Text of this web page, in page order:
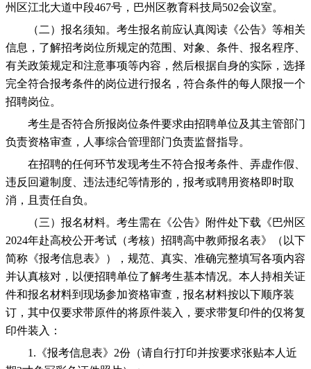
州区江北大道中段467号，巴州区教育科技局502会议室。
（二）报名须知。考生报名前应认真阅读《公告》等相关
信息，了解招考岗位所规定的范围、对象、条件、报名程序、
有关政策规定和注意事项等内容，然后根据自身的实际，选择
完全符合报考条件的岗位进行报名，符合条件的每人限报一个
招聘岗位。
考生是否符合所报岗位条件要求由招聘单位及其主管部门
负责资格审查，人事综合管理部门负责监督指导。
在招聘的任何环节发现考生不符合报考条件、弄虚作假、
违反回避制度、违法违纪等情形的，报考或聘用资格即时取
消，且责任自负。
（三）报名材料。考生需在《公告》附件处下载《巴州区
2024年赴高校公开考试（考核）招聘高中教师报名表》（以下
简称《报考信息表》），规范、真实、准确完整填写各项内容
并认真核对，以便招聘单位了解考生基本情况。本人持相关证
件和报名材料到现场参加资格审查，报名材料按以下顺序装
订，其中仅要求带原件的将原件装入，要求带复印件的仅将复
印件装入：
1.《报考信息表》2份（请自行打印并按要求张贴本人近